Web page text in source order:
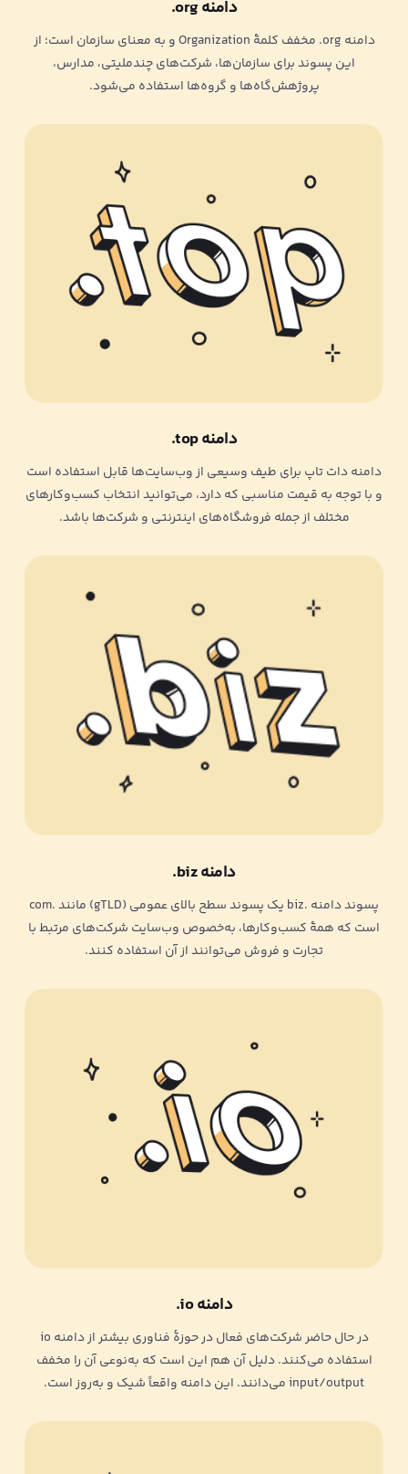
دامنه org.
دامنه org. مخفف کلمۀ Organization و به معنای سازمان است؛ از
این پسوند برای سازمان‌ها، شرکت‌های چندملیتی، مدارس،
پروژهش‌گاه‌ها و گروه‌ها استفاده می‌شود.
دامنه top.
دامنه دات تاپ برای طیف وسیعی از وب‌سایت‌ها قابل استفاده است
و با توجه به قیمت مناسبی که دارد، می‌توانید انتخاب کسب‌وکارهای
مختلف از جمله فروشگاه‌های اینترنتی و شرکت‌ها باشد.
دامنه biz.
پسوند دامنه .biz یک پسوند سطح بالای عمومی (gTLD) مانند .com
است که همۀ کسب‌وکارها، به‌خصوص وب‌سایت شرکت‌های مرتبط با
تجارت و فروش می‌توانند از آن استفاده کنند.
دامنه io.
در حال حاضر شرکت‌های فعال در حوزۀ فناوری بیشتر از دامنه io
استفاده می‌کنند. دلیل آن هم این است که به‌نوعی آن را مخفف
input/output می‌دانند. این دامنه واقعاً شیک و به‌روز است.